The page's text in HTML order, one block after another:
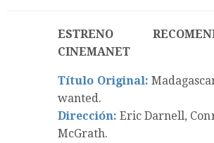
ESTRENO
CINEMANET
Título Original:
wanted.
Dirección: Eric Darnell,
McGrath.